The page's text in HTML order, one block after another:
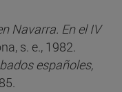
Navarra. En el IV
s. e., 1982.
españoles,